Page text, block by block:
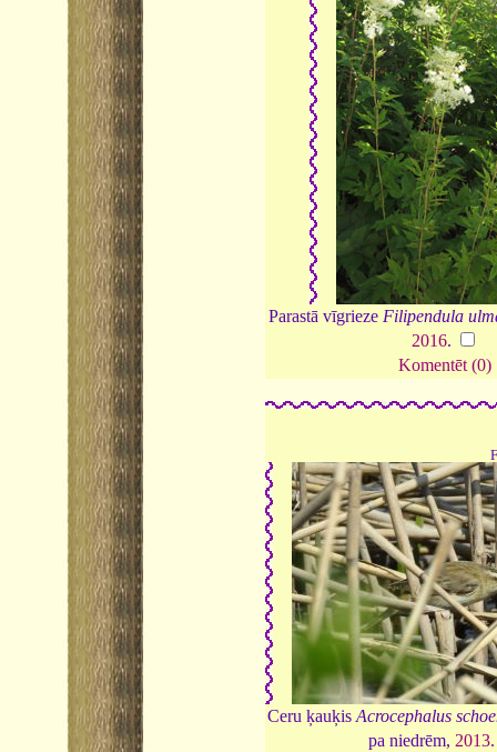
Parastā vīgrieze Filipendula
2016.
Komentēt (0)
Ceru ķauķisAcrocephalus
pa niedrēm, 2013